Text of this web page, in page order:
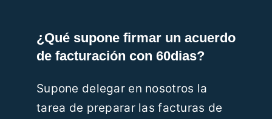
¿Qué supone firmar un acuerdo
de facturación con 60dias?
Supone delegar en nosotros la
tarea de preparar las facturas de